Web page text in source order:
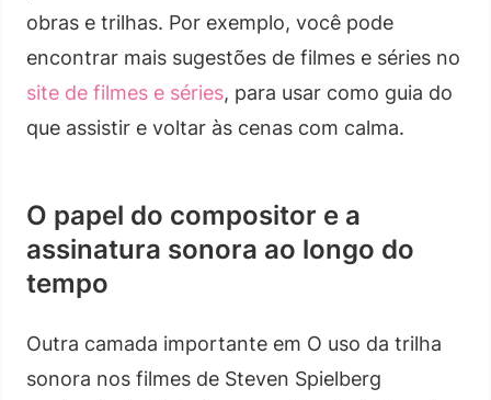
obras e trilhas. Por exemplo, você pode
encontrar mais sugestões de filmes e séries no
site de filmes e séries, para usar como guia do
que assistir e voltar às cenas com calma.
O papel do compositor e a
assinatura sonora ao longo do
tempo
Outra camada importante em O uso da trilha
sonora nos filmes de Steven Spielberg